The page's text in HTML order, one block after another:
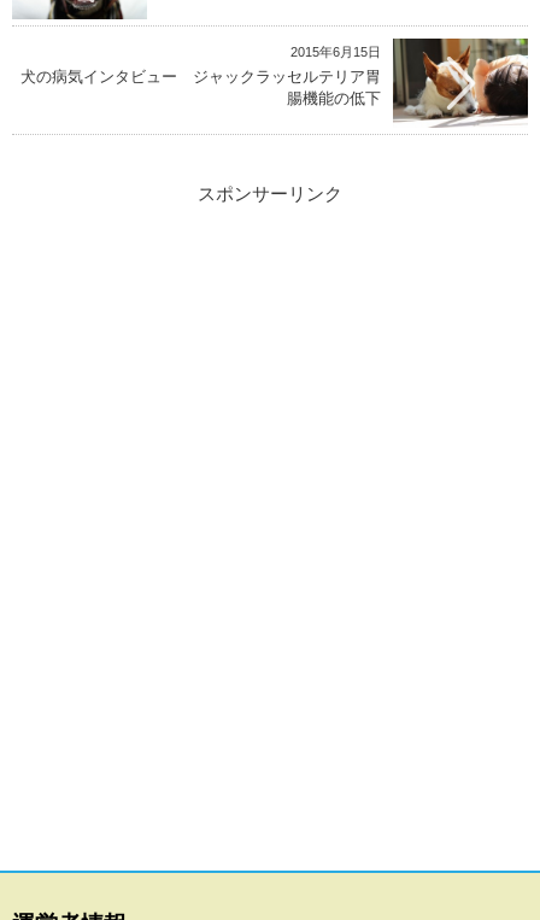
2015年6月15日
犬の病気インタビュー ジャックラッセルテリア胃
腸機能の低下
スポンサーリンク